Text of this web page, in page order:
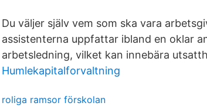
Du väljer själv vem som ska vara
assistenterna uppfattar ibland en oklar
arbetsledning, vilket kan innebära
Humlekapitalforvaltning
roliga ramsor förskolan